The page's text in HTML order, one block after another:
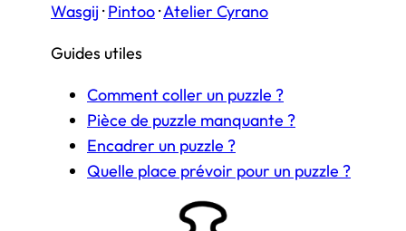
Wasgij·Pintoo·Atelier Cyrano
Guides utiles
Comment coller un puzzle ?
Pièce de puzzle manquante ?
Encadrer un puzzle ?
Quelle place prévoir pour un puzzle ?